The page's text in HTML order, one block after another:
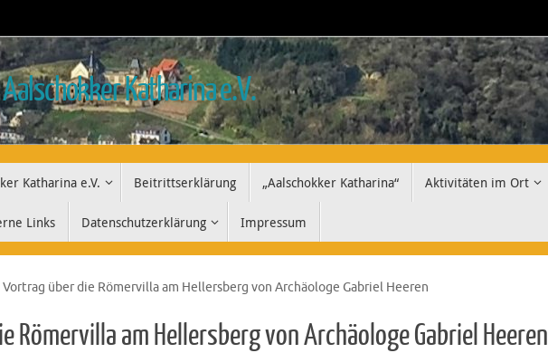
Katharina e.V.
Katharina e.V. Beitrittserklärung „Aalschokker Katharina“ Aktivitäten im Ort
Links Datenschutzerklärung Impressum
Vortrag über die Römervilla am Hellersberg von Archäologe Gabriel Heeren
Römervilla am Hellersberg von Archäologe Gabriel Heeren